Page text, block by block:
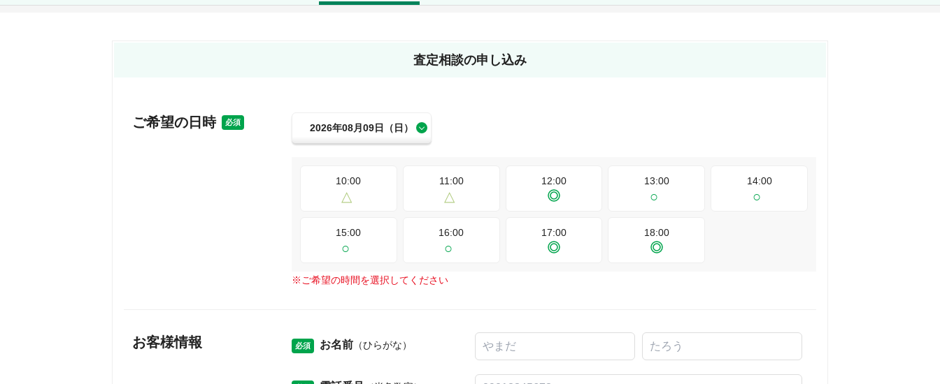
査定相談の申し込み
ご希望の日時 必須
2026年08月09日（日）
10:00 11:00 12:00 13:00 14:00
15:00 16:00 17:00 18:00
※ ご希望の時間を選択してください
お客様情報 必須 お名前 （ひらがな）